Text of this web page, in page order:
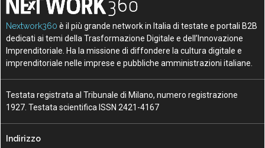
Nextwork360 è il più grande network in Italia di testate e portali B2B
dedicati ai temi della Trasformazione Digitale e dell’Innovazione
Imprenditoriale. Ha la missione di diffondere la cultura digitale e
imprenditoriale nelle imprese e pubbliche amministrazioni italiane.
Testata registrata al Tribunale di Milano, numero registrazione
1927. Testata scientifica ISSN 2421-4167
Indirizzo